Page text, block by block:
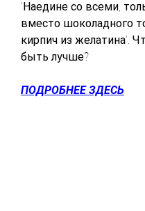
'Наедине со всеми,
вместо шоколадного
кирпич из желатина'.
быть лучше?
ПОДРОБНЕЕ ЗДЕСЬ